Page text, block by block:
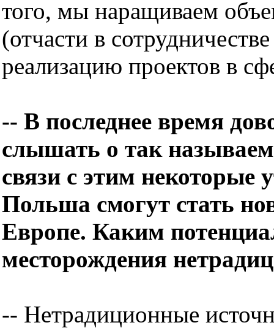
того, мы наращиваем
(отчасти в
реализацию проектов в
-- В последнее время
слышать о так
связи с этим некоторые
Польша смогут стать
Европе. Каким
месторождения
-- Нетрадиционные